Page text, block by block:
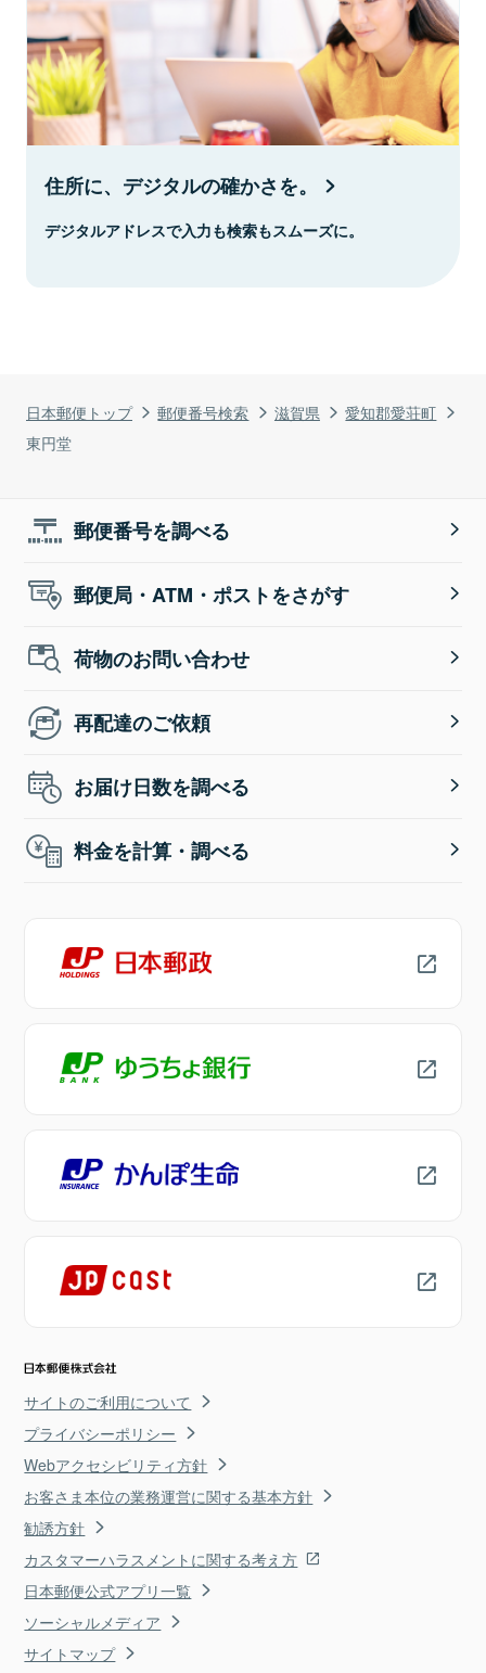
日本郵便トップ 郵便番号検索 滋賀県
愛知郡愛荘町
東円堂
住所に、デジタルの確かさを。
デジタルアドレスで入力も検索もスムーズに。
郵便番号を調べる
郵便局・ATM・ポストをさがす
荷物のお問い合わせ
再配達のご依頼
お届け日数を調べる
料金を計算・調べる
サイトのご利用について
プライバシーポリシー
Webアクセシビリティ方針
お客さま本位の業務運営に関する基本方針
勧誘方針
カスタマーハラスメントに関する考え方
日本郵便公式アプリ一覧
ソーシャルメディア
サイトマップ